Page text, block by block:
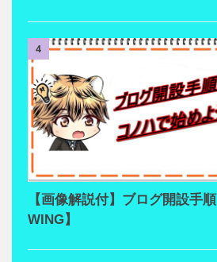
4
【画像解説付】ブログ開設手
WING】